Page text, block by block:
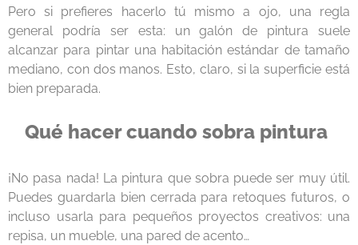
Pero si prefieres hacerlo tú mismo a ojo, una regla
general podría ser esta: un galón de pintura suele
alcanzar para pintar una habitación estándar de tamaño
mediano, con dos manos. Esto, claro, si la superficie está
bien preparada.
Qué hacer cuando sobra pintura
¡No pasa nada! La pintura que sobra puede ser muy útil.
Puedes guardarla bien cerrada para retoques futuros, o
incluso usarla para pequeños proyectos creativos: una
repisa, un mueble, una pared de acento…